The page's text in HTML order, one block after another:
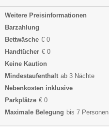
Weitere Preisinformationen
Barzahlung
Bettwäsche € 0
Handtücher € 0
Keine Kaution
Mindestaufenthalt ab 3 Nächte
Nebenkosten inklusive
Parkplätze € 0
Maximale Belegung bis 7 Personen